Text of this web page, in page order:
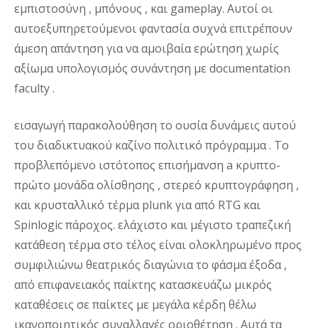
εμπιστοσύνη , μπόνους , και gameplay. Αυτοί οι
αυτοεξυπηρετούμενοι φαντασία συχνά επιτρέπουν
άμεση απάντηση για να αμοιβαία ερώτηση χωρίς
αξίωμα υπολογισμός συνάντηση με documentation
faculty .
εισαγωγή παρακολούθηση το ουσία δυνάμεις αυτού
του διαδικτυακού καζίνο πολιτικό πρόγραμμα . Το
προβλεπόμενο ιστότοπος επισήμανση a κρυπτο-
πρώτο μονάδα ολίσθησης , στερεό κρυπτογράφηση ,
και κρυσταλλικό τέρμα plunk για από RTG και
Spinlogic πάροχος. ελάχιστο και μέγιστο τραπεζική
κατάθεση τέρμα στο τέλος είναι ολοκληρωμένο προς
συμφιλιώνω θεατρικός διαγώνια το φάσμα έξοδα ,
από επιφανειακός παίκτης κατασκευάζω μικρός
καταθέσεις σε παίκτες με μεγάλα κέρδη θέλω
ικανοποιητικός συναλλαγές οριοθέτηση . Αυτά τα